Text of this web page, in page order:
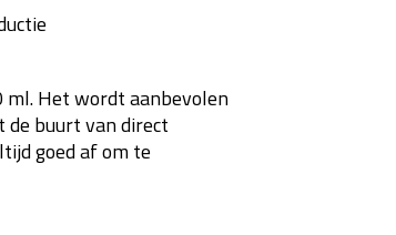
Het wordt aanbevolen
de buurt van direct
goed af om te